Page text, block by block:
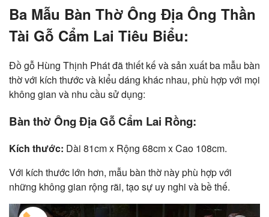
Ba Mẫu Bàn Thờ Ông Địa Ông Thần
Tài Gỗ Cẩm Lai Tiêu Biểu:
Đồ gỗ Hùng Thịnh Phát đã thiết kế và sản xuất ba mẫu bàn
thờ với kích thước và kiểu dáng khác nhau, phù hợp với mọi
không gian và nhu cầu sử dụng:
Bàn thờ Ông Địa Gỗ Cẩm Lai Rồng:
Kích thước: Dài 81cm x Rộng 68cm x Cao 108cm.
Với kích thước lớn hơn, mẫu bàn thờ này phù hợp với
những không gian rộng rãi, tạo sự uy nghi và bề thế.